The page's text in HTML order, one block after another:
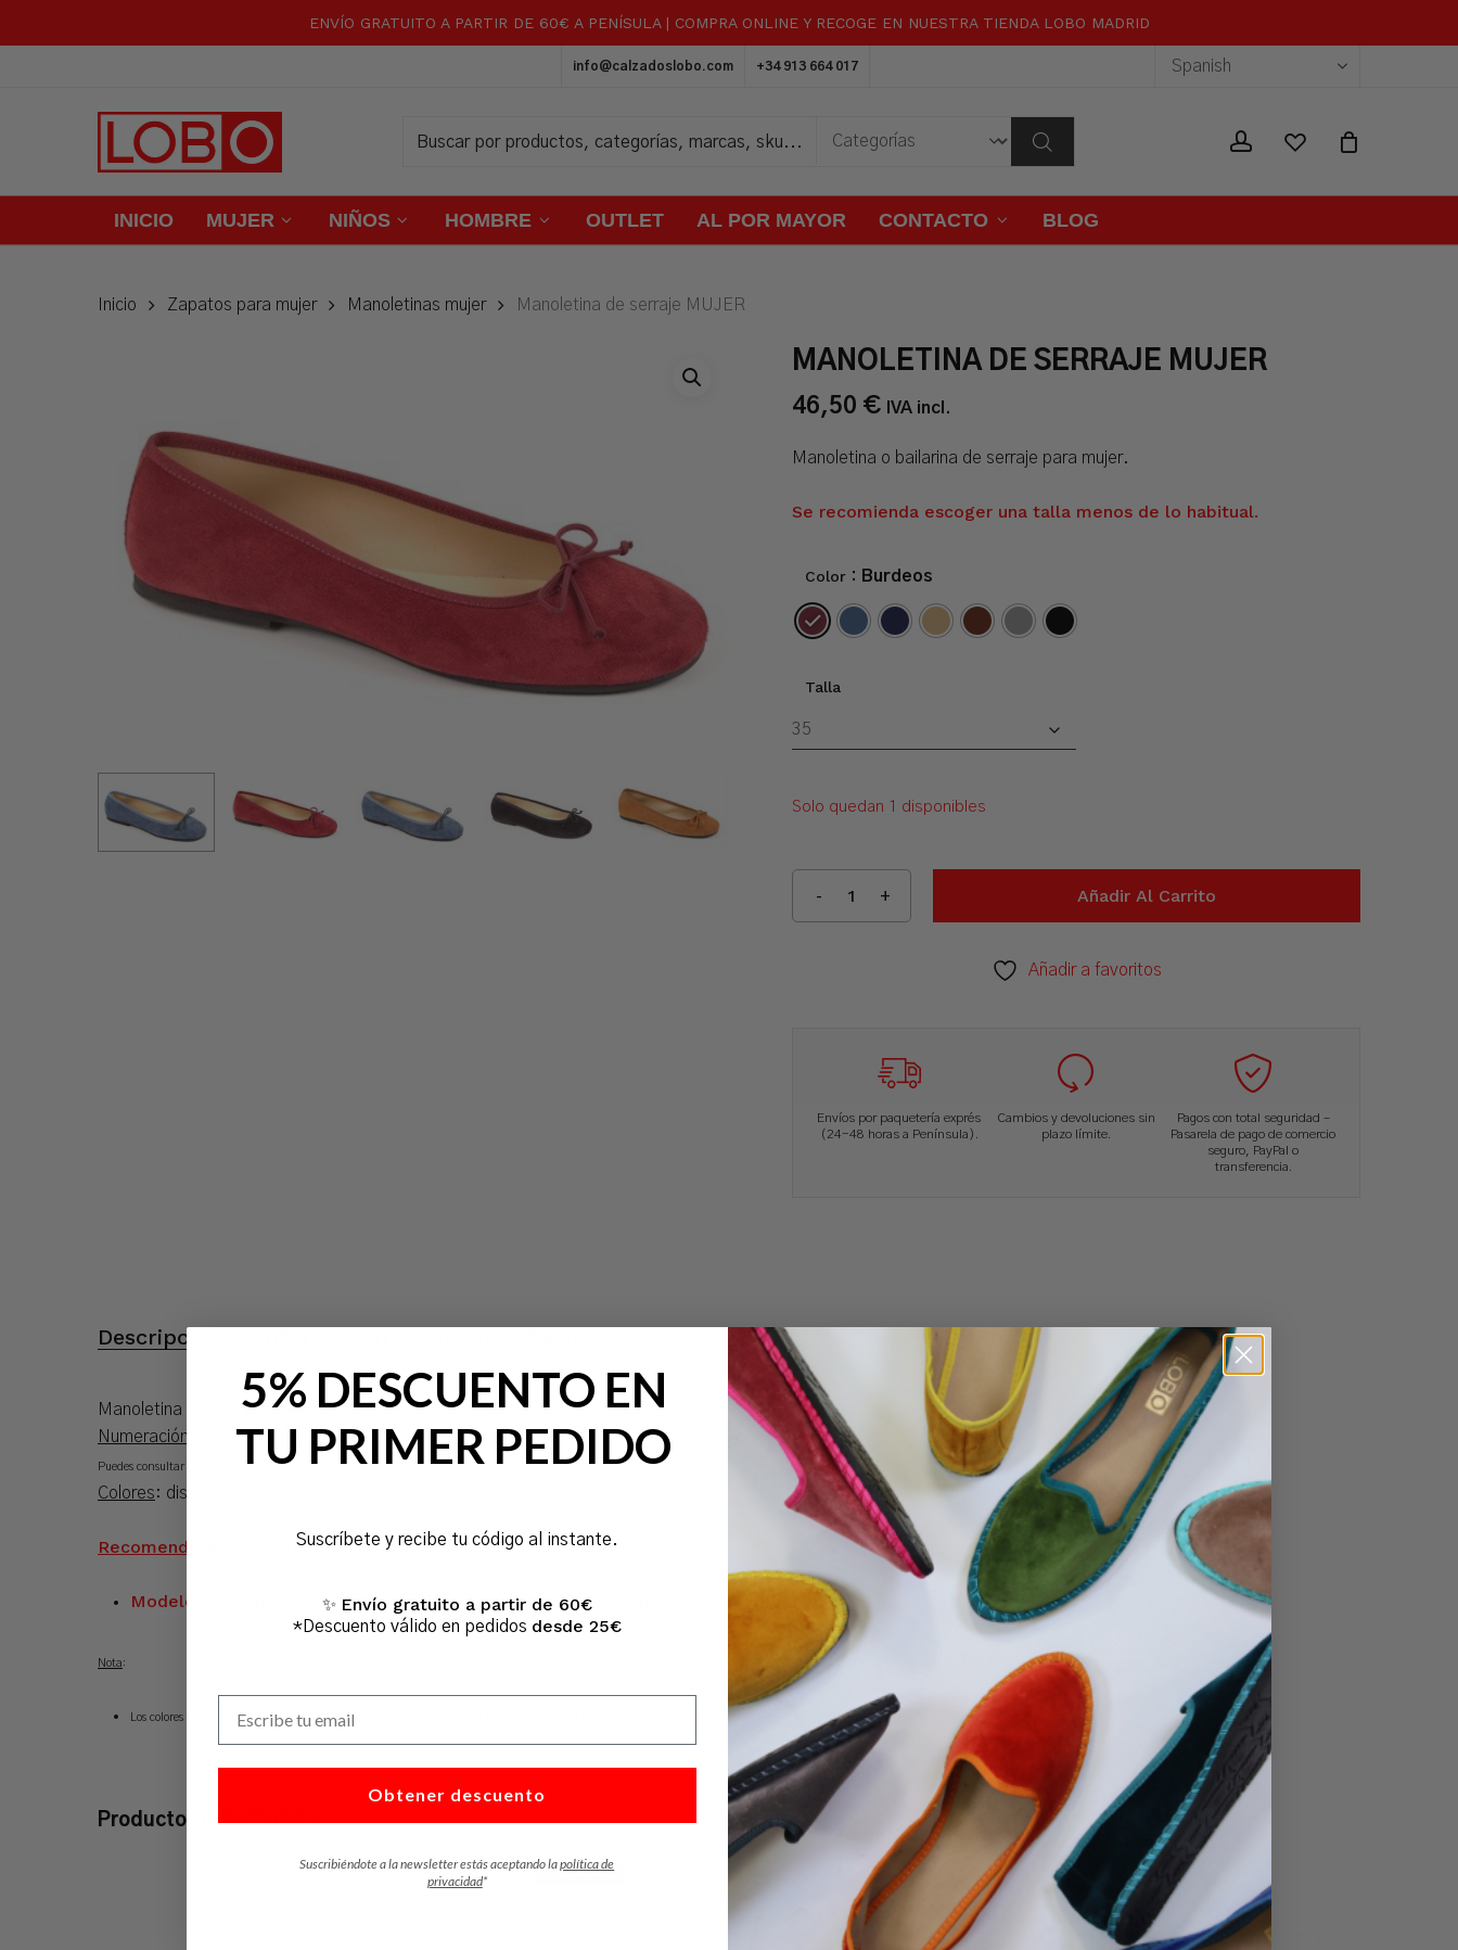
ENVÍO GRATUITO A PARTIR DE 60€ A PENÍSULA | COMPRA ONLINE Y RECOGE EN NUESTRA TIENDA LOBO MADRID
info@calzadoslobo.com +34 913 664 017
accountwishlist
INICIO MUJER NIÑOS HOMBRE OUTLET AL POR MAYOR CONTACTO BLOG
Carrito Close
No hay productos en el carrito.
Inicio Zapatos para mujer Manoletinas mujer Manoletina de serraje MUJER
MANOLETINA DE SERRAJE MUJER
46,50 € IVA incl.
Manoletina o bailarina de serraje para mujer.
Se recomienda escoger una talla menos de lo habitual.
Color : Burdeos
Talla
Solo quedan 1 disponibles
Añadir Al Carrito
Añadir a favoritos
Envíos por paquetería exprés
(24-48 horas a Península).
Cambios y devoluciones sin
plazo límite.
Pagos con total seguridad –
Pasarela de pago de comercio
seguro, PayPal o
transferencia.
Descripción
Manoletina o bailarina plana de ante con suela de goma.
Numeración
(UE): del 35 al 42 ( Consultarconversor internacional de tallas)
Puedes consultar más abajo la tabla guía de tallas y medidas para este modelo.
Colores: disponible en 7 colores
Recomendaciones de talla:
Modelo de horma grande. Se recomienda escoger una talla menor a la habitual.
Nota:
Los colores reales pueden sufrir variaciones de tonalidad respecto a la foto en función de los ajustes de brillo y contraste del monitor.
Productos relacionados
DESTACADO
5% DESCUENTO EN
TU PRIMER PEDIDO
Suscríbete y recibe tu código al instante.
✨ Envío gratuito a partir de 60€
*Descuento válido en pedidos desde 25€
Obtener descuento
Suscribiéndote a la newsletter estás aceptando lapolítica de
privacidad*